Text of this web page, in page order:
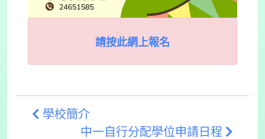
請按此網上報名
學校簡介
中一自行分配學位申請日程